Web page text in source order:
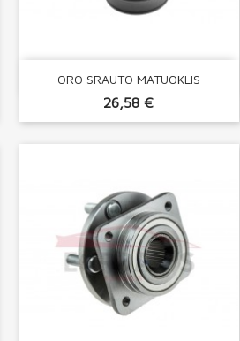
ORO SRAUTO MATUOKLIS
26,58 €
Greita peržiūra